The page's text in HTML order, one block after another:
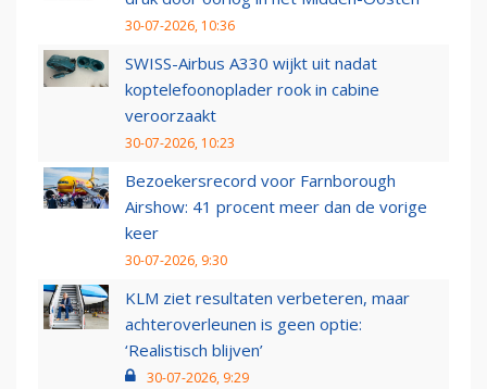
30-07-2026, 10:36
SWISS-Airbus A330 wijkt uit nadat
koptelefoonoplader rook in cabine
veroorzaakt
30-07-2026, 10:23
Bezoekersrecord voor Farnborough
Airshow: 41 procent meer dan de vorige
keer
30-07-2026, 9:30
KLM ziet resultaten verbeteren, maar
achteroverleunen is geen optie:
‘Realistisch blijven’
30-07-2026, 9:29